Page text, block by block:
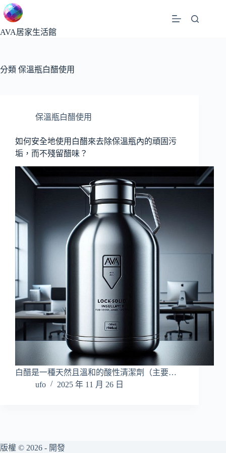
跳
至
主
容
AVA居家生活館
分類 保溫瓶白醋使用
保溫瓶白醋使用
如何安全地使用白醋來去除保溫瓶內的頑固污
垢，而不殘留醋味？
白醋是一種天然且溫和的酸性清潔劑（主要…
ufo
2025 年 11 月 26 日
版權 © 2026 - 開發